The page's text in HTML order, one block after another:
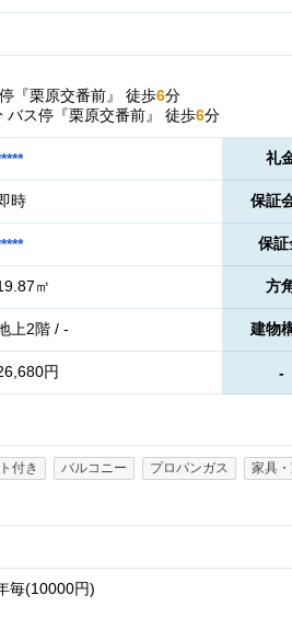
『栗原交番前』 徒歩6分
バス停『栗原交番前』 徒歩6分
礼
時 保証
保証
㎡ 方
上2階 / - 建物
円 -
付き バルコニー プロパンガス
家具
毎(10000円)